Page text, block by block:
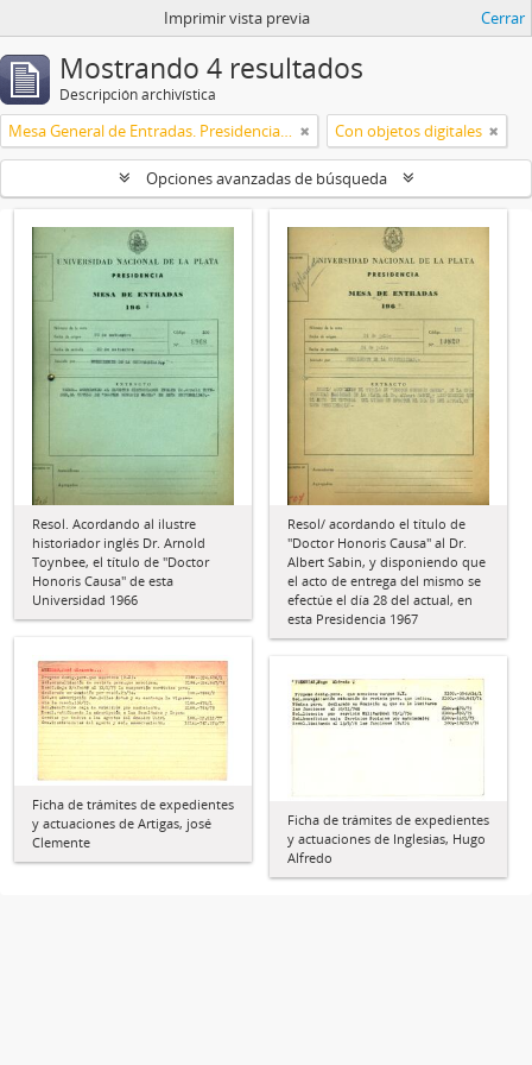
Imprimir vista previa Cerrar
Mostrando 4 resultados
Descripción archivística
Mesa General de Entradas. Presidencia UNLP Con objetos digitales
Opciones avanzadas de búsqueda
Resol. Acordando al ilustre
historiador inglés Dr. Arnold
Toynbee, el título de "Doctor
Honoris Causa" de esta
Universidad 1966
Resol/ acordando el título de
"Doctor Honoris Causa" al Dr.
Albert Sabin, y disponiendo que
el acto de entrega del mismo se
efectúe el día 28 del actual, en
esta Presidencia 1967
Ficha de trámites de expedientes
y actuaciones de Artigas, josé
Clemente
Ficha de trámites de expedientes
y actuaciones de Inglesias, Hugo
Alfredo